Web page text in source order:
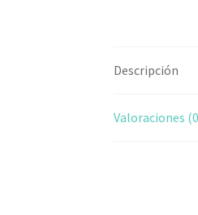
Descripción
Valoraciones